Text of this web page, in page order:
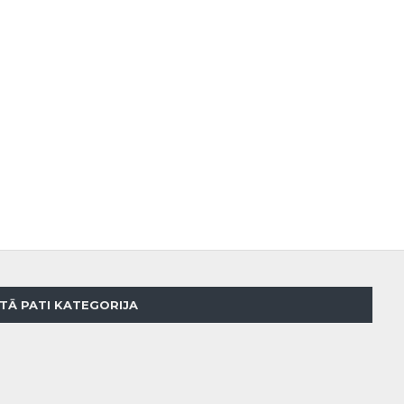
TĀ PATI KATEGORIJA